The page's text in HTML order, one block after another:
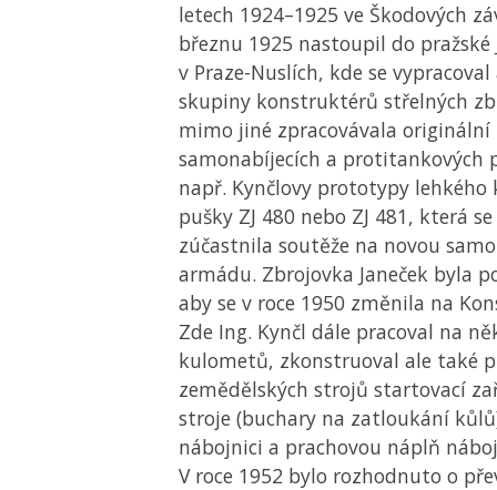
letech 1924–1925 ve Škodových
březnu 1925 nastoupil do pražské
v Praze-Nuslích, kde se
skupiny konstruktérů střelných
mimo jiné zpracovávala
samonabíjecích a protitankových
např. Kynčlovy prototypy lehkého
pušky ZJ 480 nebo ZJ 481, která
zúčastnila soutěže na novou
armádu. Zbrojovka Janeček byla
aby se v roce 1950 změnila na
Zde Ing. Kynčl dále pracoval na
kulometů, zkonstruoval ale také
zemědělských strojů startovací
stroje (buchary na zatloukání
nábojnici a prachovou náplň
V roce 1952 bylo rozhodnuto o